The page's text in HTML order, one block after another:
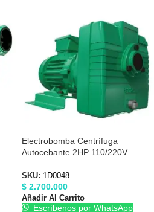
Electrobomba Centrífuga
Autocebante 2HP 110/220V
SKU: 1D0048
$ 2.700.000
Añadir Al Carrito
Escríbenos por WhatsApp